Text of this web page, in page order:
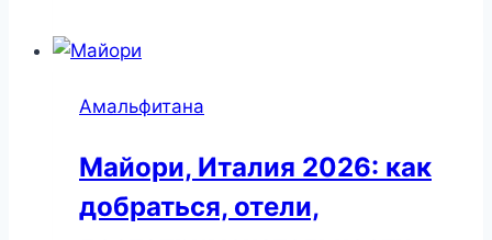
пляжи,
термальные
Амальфитана
Майори, Италия 2026: как
добраться, отели,